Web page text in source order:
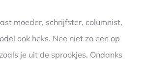
moeder, schrijfster, columnist,
ook heks. Nee niet zo een op
je uit de sprookjes. Ondanks